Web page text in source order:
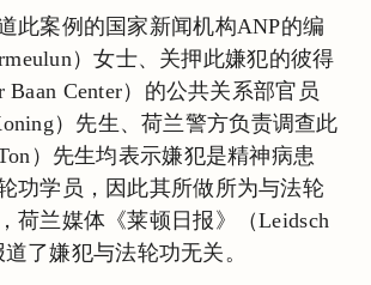
此案例的国家新闻机构ANP的编
）女士、关押此嫌犯的彼得
Baan Center）的公共关系部官员
）先生、荷兰警方负责调查此
）先生均表示嫌犯是精神病患
功学员，因此其所做所为与法轮
荷兰媒体《莱顿日报》（Leidsch
了嫌犯与法轮功无关。